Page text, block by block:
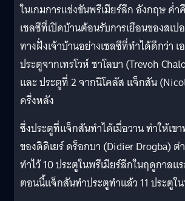
ในเกมการแข่งขันพรีเมียร์ลีก อังกฤษ ค่ำ
เชลซีที่เปิดบ้านต้อนรับการเยือนของสเป
ทางฝั่งเจ้าบ้านอย่างเชลซีที่ทำได้ดีกว่า
ประตูจากเทรโวห์ ชาโลบา (Trevoh
และ ประตูที่ 2 จากนิโคลัส แจ็กสัน
ครึ่งหลัง
ซึ่งประตูที่แจ็กสันทำได้เมื่อวาน ทำให้เข
ของดิดิเยร์ ดร็อกบา (Didier Drogba) ต
ทำไว้ 10 ประตูในพรีเมียร์ลีกในฤดูกาล
ตอนนี้แจ็กสันทำประตูทำแล้ว 11 ประตูใ